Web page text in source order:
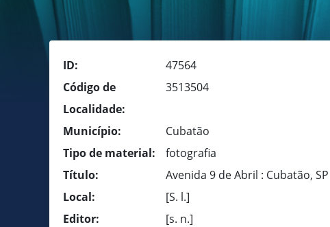
ID:
47564
Código de
Localidade:
3513504
Município:
Cubatão
Tipo de material:
fotografia
Título:
Avenida 9 de Abril : Cubatão, SP
Local:
[S. l.]
Editor:
[s. n.]